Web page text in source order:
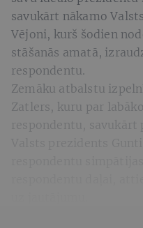
savukārt nākamo
Vējoni, kurš šodien
stāšanās amatā,
respondentu.
Zemāku atbalstu
Zatlers, kuru par
respondentu,